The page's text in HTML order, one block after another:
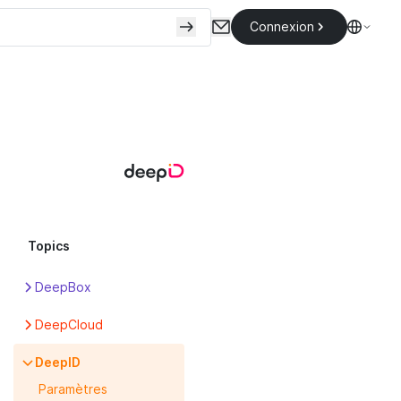
Connexion
Topics
DeepBox
Box
DeepPortal
Fonctionnalités
DeepCloud
DeepID
Paramètres